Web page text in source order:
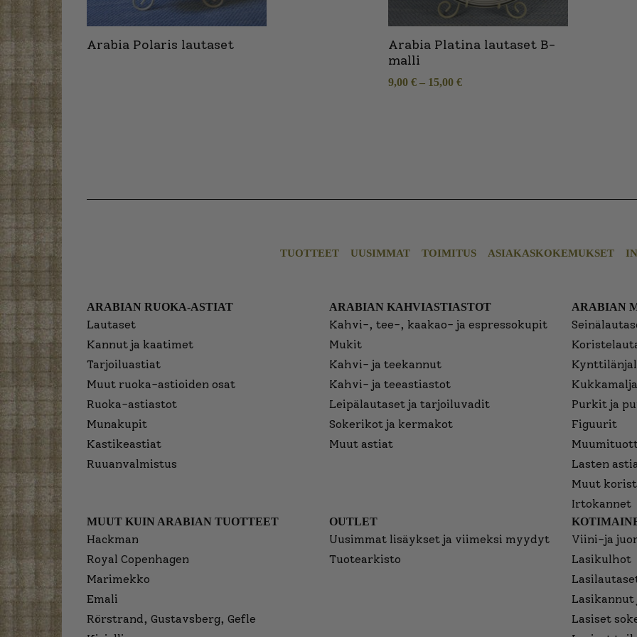
Arabia Polaris lautaset
Arabia Platina lautaset B-
malli
9,00 €– 15,00 €
TUOTTEET UUSIMMAT TOIMITUS ASIAKASKOKEMUKSET
ARABIAN RUOKA-ASTIAT
Lautaset
Kannut ja kaatimet
Tarjoiluastiat
Muut ruoka-astioiden osat
Ruoka-astiastot
Munakupit
Kastikeastiat
Ruuanvalmistus
ARABIAN KAHVIASTIASTOT
Kahvi-, tee-, kaakao- ja espressokupit
Mukit
Kahvi- ja teekannut
Kahvi- ja teeastiastot
Leipälautaset ja tarjoiluvadit
Sokerikot ja kermakot
Muut astiat
ARABIAN
Purkit ja
Figuurit
Lasten
Muut
Irtokannet
MUUT KUIN ARABIAN TUOTTEET
Hackman
Royal Copenhagen
Marimekko
Emali
Rörstrand, Gustavsberg, Gefle
OUTLET
Uusimmat lisäykset ja viimeksi myydyt
Tuotearkisto
Viini-ja
Lasikulhot
Lasiset